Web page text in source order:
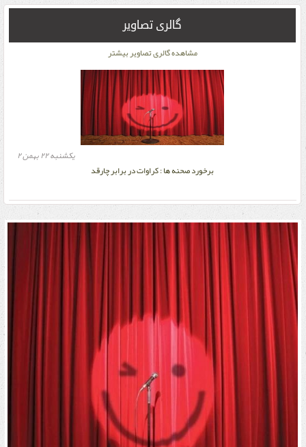
برخورد صحنه ها : کراوات در برابر چارقد
گالری تصاویر
برخورد صحنه ها : کراوات در برابر چارقد
يكشنبه ۲۲ بهمن ۲
مشاهده گالری تصاویر بیشتر